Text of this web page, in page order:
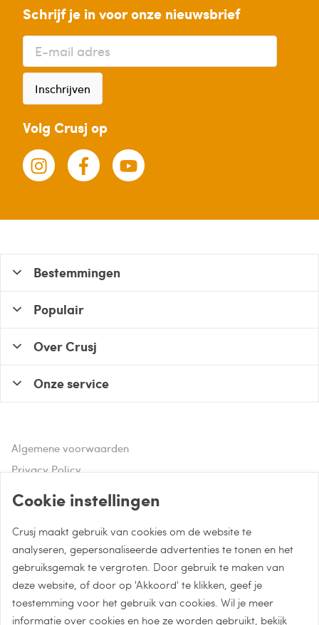
Schrijf je in voor onze nieuwsbrief
Inschrijven
Volg Crusj op
Hulp of advies nodig?
Bel naar 085 - 0043 015
Whatsapp met Crusj
Bestemmingen
Populair
Over Crusj
Onze service
Algemene voorwaarden
Privacy Policy
Cookie instellingen
Crusj maakt gebruik van cookies om de website te
analyseren, gepersonaliseerde advertenties te tonen en het
gebruiksgemak te vergroten. Door gebruik te maken van
deze website, of door op 'Akkoord' te klikken, geef je
toestemming voor het gebruik van cookies. Wil je meer
informatie over cookies en hoe ze worden gebruikt, bekijk